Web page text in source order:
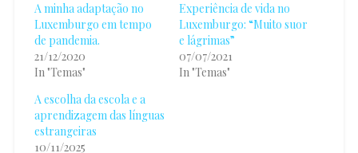
A minha adaptação no
Luxemburgo em tempo
de pandemia.
21/12/2020
In "Temas"
Experiência de vida no
Luxemburgo: “Muito suor
e lágrimas”
07/07/2021
In "Temas"
A escolha da escola e a
aprendizagem das línguas
estrangeiras
10/11/2025